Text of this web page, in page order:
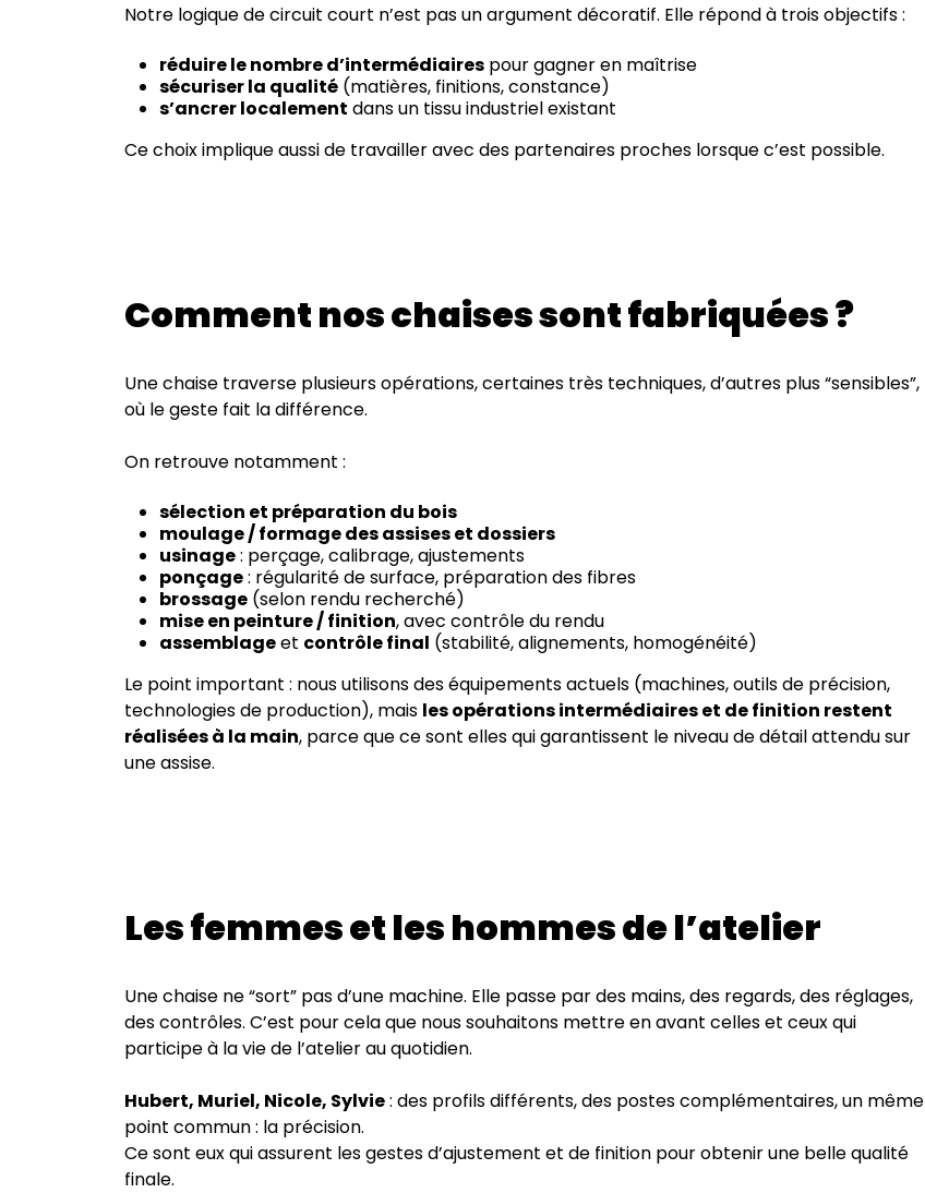
Notre logique de circuit court n’est pas un argument décoratif. Elle répond à trois objectifs :
réduire le nombre d’intermédiaires pour gagner en maîtrise
sécuriser la qualité (matières, finitions, constance)
s’ancrer localement dans un tissu industriel existant
Ce choix implique aussi de travailler avec des partenaires proches lorsque c’est possible.
Comment nos chaises sont fabriquées ?
Une chaise traverse plusieurs opérations, certaines très techniques, d’autres plus “sensibles”,
où le geste fait la différence.
On retrouve notamment :
sélection et préparation du bois
moulage / formage des assises et dossiers
usinage: perçage, calibrage, ajustements
ponçage: régularité de surface, préparation des fibres
brossage (selon rendu recherché)
mise en peinture / finition, avec contrôle du rendu
assemblageet contrôle final (stabilité, alignements, homogénéité)
Le point important : nous utilisons des équipements actuels (machines, outils de précision,
technologies de production), mais les opérations intermédiaires et de finition restent
réalisées à la main, parce que ce sont elles qui garantissent le niveau de détail attendu sur
une assise.
Les femmes et les hommes de l’atelier
Une chaise ne “sort” pas d’une machine. Elle passe par des mains, des regards, des réglages,
des contrôles. C’est pour cela que nous souhaitons mettre en avant celles et ceux qui
participe à la vie de l’atelier au quotidien.
Hubert, Muriel, Nicole, Sylvie: des profils différents, des postes complémentaires, un même
point commun : la précision.
Ce sont eux qui assurent les gestes d’ajustement et de finition pour obtenir une belle qualité
finale.